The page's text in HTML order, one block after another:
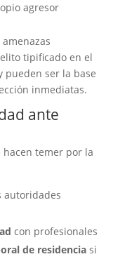
agresor
tipificado en el
pueden ser la base
inmediatas.
ante
hacen temer por la
autoridades
con profesionales
de residenciasi